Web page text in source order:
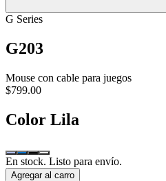
G Series
G203
Mouse con cable para juegos
$799.00
Color Lila
En stock. Listo para envío.
Agregar al carro